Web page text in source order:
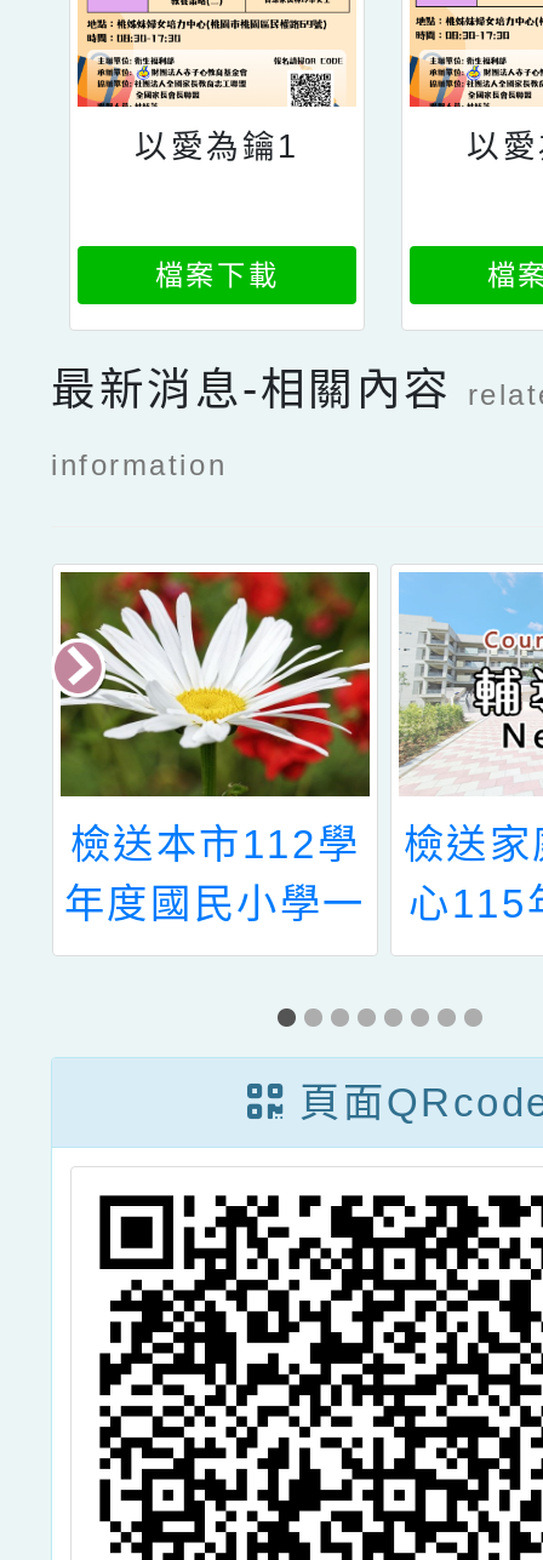
以愛為鑰1
檔案下載
以
檔
最新消息-相關內容
information
檢送本市112學
年度國民小學一
般智能暨創造能
力資賦優異 學
生鑑定簡章各1
份 ，請查照。
檢送
心115
樂淘
片徵
報
頁面